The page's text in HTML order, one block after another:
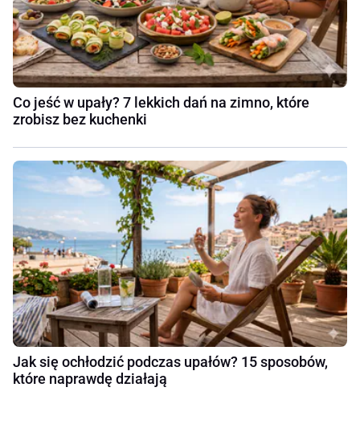
Co jeść w upały? 7 lekkich dań na zimno, które
zrobisz bez kuchenki
Jak się ochłodzić podczas upałów? 15 sposobów,
które naprawdę działają